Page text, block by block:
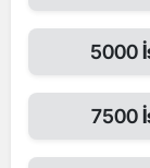
5000
7500